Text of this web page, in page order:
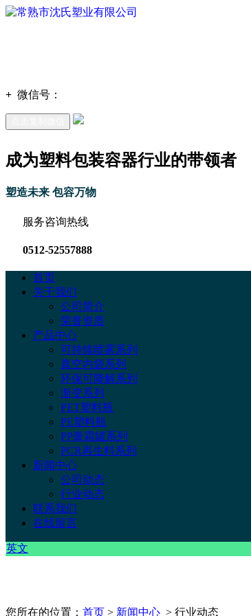
+ 微信号：
成为塑料包装容器行业的带领者
塑造未来 包容万物
服务咨询热线
0512-52557888
首页
关于我们
公司简介
荣誉资质
产品中心
可持续喷雾系列
真空内袋系列
环保可降解系列
渐变系列
PET塑料瓶
PE塑料瓶
PP膏霜罐系列
PCR再生料系列
新闻中心
公司动态
行业动态
联系我们
在线留言
英文
您所在的位置： 首页 > 新闻中心 > 行业动态